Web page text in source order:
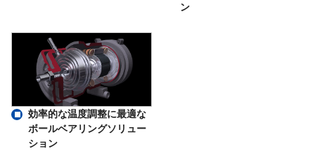
ン
効率的な温度調整に最適な
ボールベアリングソリュー
ション